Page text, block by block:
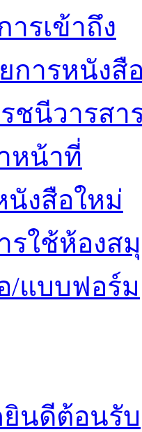
ารเข้าถึง
การหนังสื
ชนีวารสา
หน้าที่
นังสือใหม่
รใช้ห้องส
/แบบฟอร์ม
นดีต้อนรับ